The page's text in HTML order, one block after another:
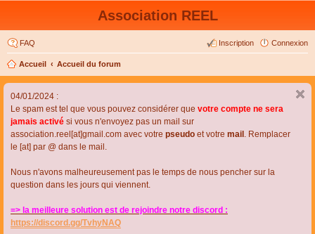
Association REEL
FAQ Connexion
Inscription
Accueil Accueil du forum
04/01/2024 :
Le spam est tel que vous pouvez considérer que votre compte ne sera
jamais activé si vous n'envoyez pas un mail sur
association.reel[at]gmail.com avec votre pseudo et votre mail . Remplacer
le [at] par @ dans le mail.
Nous n'avons malheureusement pas le temps de nous pencher sur la
question dans les jours qui viennent.
=> la meilleure solution est de rejoindre notre discord :
https://discord.gg/TvhyNAQ